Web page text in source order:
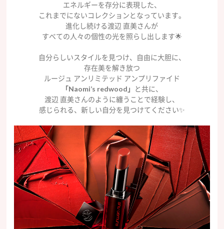
エネルギーを存分に表現した、
これまでにないコレクションとなっています。
進化し続ける渡辺 直美さんが
すべての人々の個性の光を照らし出します🌟
自分らしいスタイルを見つけ、自由に大胆に、
存在美を解き放つ
ルージュ アンリミテッド アンプリファイド
「Naomi’s redwood」
と共に、
渡辺 直美さんのように纏うことで経験し、
感じられる、新しい自分を見つけてください✨